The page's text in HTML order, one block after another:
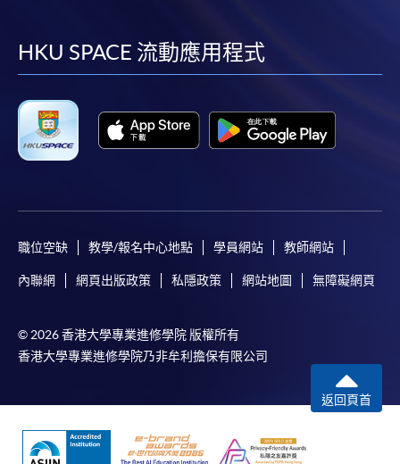
「報讀課程」，惟學院對郵遞失誤而遺失的支票及個
人資料概不負責。
3. VISA / Mastercard
申請人可親臨學院任何一所報名中心，以 VISA 或
Mastercard卡持有人，如報讀課程滿港幣2,000元，可
享有十個月免息分期付款優惠，惟課程申請人必須為
大部份公開招生的課程（以先到先得形式報名）及個
別學歷頒授課程提供網上報名/註冊服務，申請人可在
Mastercard繳付有關課程的報名費或學費。除上述支
員亦可以微信支付（Online WeChat Pay）、支付寶
facebook
youtube
linkedin
HKU SPACE 流動應用程式
職位空缺 教學/報名中心地點 學員網站 教師網站
內聯網 網頁出版政策 私隱政策 網站地圖 無障礙網頁
© 2026 香港大學專業進修學院 版權所有
香港大學專業進修學院乃非牟利擔保有限公司
返回頁首